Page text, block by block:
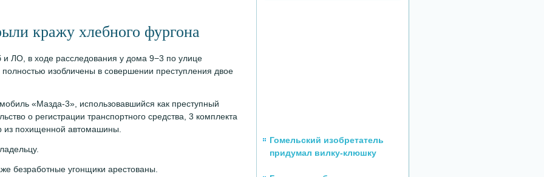
кражу хлебного фургона
ЛО, в ходе расследования у дома 9−3 по улице
изобличены в совершении преступления двое
«Мазда-3», использовавшийся как преступный
о регистрации транспортного средства, 3 комплекта
из похищенной автомашины.
безработные угонщики арестованы.
Гомельский изобретатель
придумал вилку-клюшку